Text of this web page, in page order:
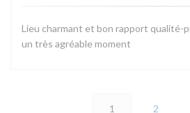
Lieu charmant et bon rapport qualité-
un très agréable moment
1 2